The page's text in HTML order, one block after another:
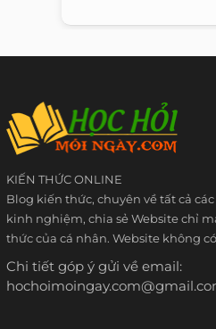
KIẾN THỨC ONLINE
Blog kiến thức, chuyên về tất cả
kinh nghiệm, chia sẻ Website chỉ
thức của cá nhân. Website không
Chi tiết góp ý gửi về email: